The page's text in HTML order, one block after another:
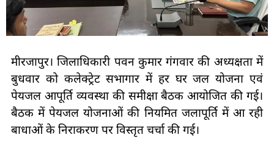
मीरजापुर। जिलाधिकारी पवन कुमार गंगवार की अध्यक्षता में
बुधवार को कलेक्ट्रेट सभागार में हर घर जल योजना एवं
पेयजल आपूर्ति व्यवस्था की समीक्षा बैठक आयोजित की गई।
बैठक में पेयजल योजनाओं की नियमित जलापूर्ति में आ रही
बाधाओं के निराकरण पर विस्तृत चर्चा की गई।